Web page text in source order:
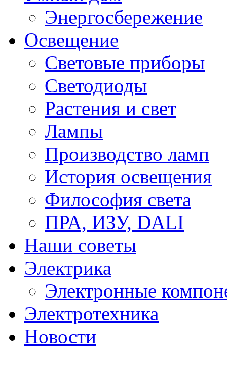
Энергосбережение
Освещение
Световые приборы
Светодиоды
Растения и свет
Лампы
Производство ламп
История освещения
Философия света
ПРА, ИЗУ, DALI
Наши советы
Электрика
Электронные
Электротехника
Новости